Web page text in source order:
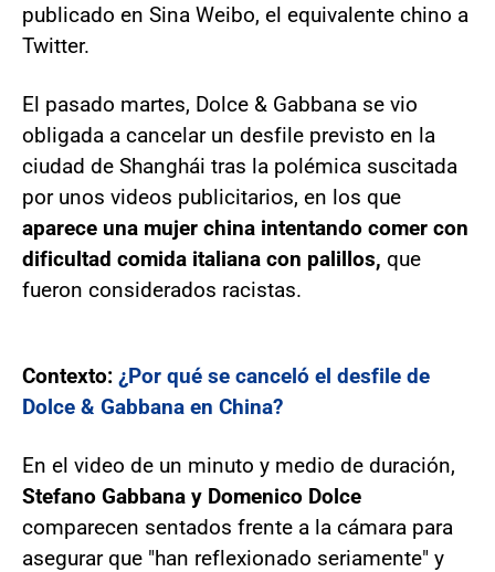
publicado en Sina Weibo, el equivalente chino a
Twitter.
El pasado martes, Dolce & Gabbana se vio
obligada a cancelar un desfile previsto en la
ciudad de Shanghái tras la polémica suscitada
por unos videos publicitarios, en los que
aparece una mujer china intentando comer con
dificultad comida italiana con palillos, que
fueron considerados racistas.
Contexto: ¿Por qué se canceló el desfile de
Dolce & Gabbana en China?
En el video de un minuto y medio de duración,
Stefano Gabbana y Domenico Dolce
comparecen sentados frente a la cámara para
asegurar que "han reflexionado seriamente" y